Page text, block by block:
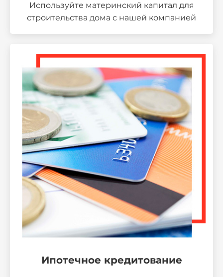
Используйте материнский капитал для
строительства дома с нашей компанией
Ипотечное кредитование